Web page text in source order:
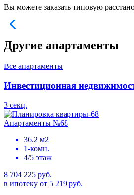
Вы можете заказать типовую
Другие апартаменты
Все апартаменты
Инвестиционная
3 секц.
Апартаменты №68
36.2 м2
1-комн.
4/5 этаж
8 704 225 руб.
в ипотеку от 5 219 руб.